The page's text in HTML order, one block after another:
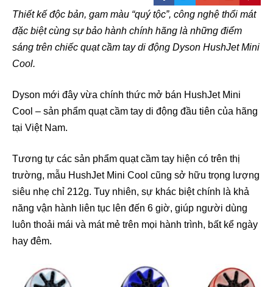
Thiết kế độc bản, gam màu “quý tộc”, công nghệ thổi mát
đặc biệt cùng sự bảo hành chính hãng là những điểm
sáng trên chiếc quạt cầm tay di động Dyson HushJet Mini
Cool.
Dyson mới đây vừa chính thức mở bán HushJet Mini
Cool – sản phẩm quạt cầm tay di động đầu tiên của hãng
tại Việt Nam.
Tương tự các sản phẩm quạt cầm tay hiện có trên thị
trường, mẫu HushJet Mini Cool cũng sở hữu trọng lượng
siêu nhẹ chỉ 212g. Tuy nhiên, sự khác biệt chính là khả
năng vận hành liên tục lên đến 6 giờ, giúp người dùng
luôn thoải mái và mát mẻ trên mọi hành trình, bất kể ngày
hay đêm.